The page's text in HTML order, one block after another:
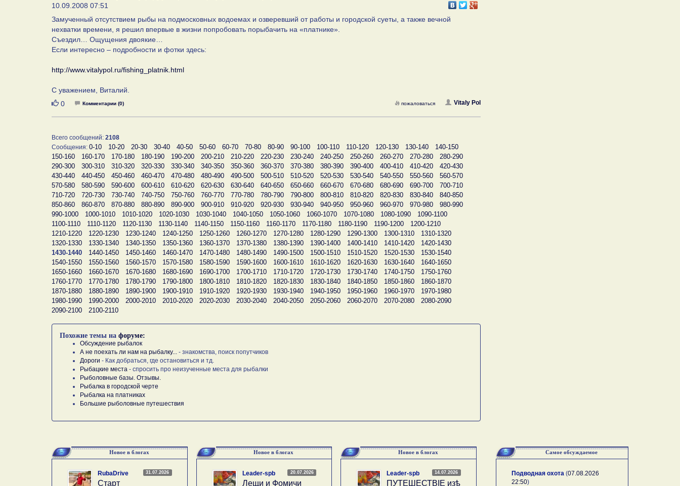
10.09.2008 07:51
Замученный отсутствием рыбы на подмосковных водоемах и озверевший от работы и городской суеты, а также вечной
нехватки времени, я решил впервые в жизни попробовать порыбачить на «платнике».
Съездил… Ощущения двоякие…
Если интересно – подробности и фотки здесь:
http://www.vitalypol.ru/fishing_platnik.html
С уважением, Виталий.
Нравится
0 Комментарии (0) Vitaly Pol
пожаловаться
Всего сообщений: 2108
Сообщения: 0-10 10-20 20-30 30-40 40-50 50-60 60-70 70-80 80-90 90-100 100-110 110-120 120-130 130-140
140-150
150-160
160-170 170-180 180-190 190-200 200-210 210-220 220-230 230-240 240-250 250-260 260-270 270-280
280-290
290-300
300-310 310-320 320-330 330-340 340-350 350-360 360-370 370-380 380-390 390-400 400-410 410-420
420-430
430-440
440-450 450-460 460-470 470-480 480-490 490-500 500-510 510-520 520-530 530-540 540-550 550-560
560-570
570-580
580-590 590-600 600-610 610-620 620-630 630-640 640-650 650-660 660-670 670-680 680-690 690-700
700-710
710-720
720-730 730-740 740-750 750-760 760-770 770-780 780-790 790-800 800-810 810-820 820-830 830-840
840-850
850-860
860-870 870-880 880-890 890-900 900-910 910-920 920-930 930-940 940-950 950-960 960-970 970-980
980-990
990-1000
1000-1010 1010-1020 1020-1030 1030-1040 1040-1050 1050-1060 1060-1070 1070-1080 1080-1090
1090-1100
1100-1110
1110-1120 1120-1130 1130-1140 1140-1150 1150-1160 1160-1170 1170-1180 1180-1190 1190-1200
1200-1210
1210-1220
1220-1230 1230-1240 1240-1250 1250-1260 1260-1270 1270-1280 1280-1290 1290-1300 1300-1310
1310-1320
1320-1330
1330-1340 1340-1350 1350-1360 1360-1370 1370-1380 1380-1390 1390-1400 1400-1410 1410-1420
1420-1430
1430-1440
1440-1450 1450-1460 1460-1470 1470-1480 1480-1490 1490-1500 1500-1510 1510-1520 1520-1530
1530-1540
1540-1550
1550-1560 1560-1570 1570-1580 1580-1590 1590-1600 1600-1610 1610-1620 1620-1630 1630-1640
1640-1650
1650-1660
1660-1670 1670-1680 1680-1690 1690-1700 1700-1710 1710-1720 1720-1730 1730-1740 1740-1750
1750-1760
1760-1770
1770-1780 1780-1790 1790-1800 1800-1810 1810-1820 1820-1830 1830-1840 1840-1850 1850-1860
1860-1870
1870-1880
1880-1890 1890-1900 1900-1910 1910-1920 1920-1930 1930-1940 1940-1950 1950-1960 1960-1970
1970-1980
1980-1990
1990-2000 2000-2010 2010-2020 2020-2030 2030-2040 2040-2050 2050-2060 2060-2070 2070-2080
2080-2090
2090-2100
2100-2110
Похожие темы на форуме:
Обсуждение рыбалок
А не поехать ли нам на рыбалку... - знакомства, поиск попутчиков
Дороги - Как добраться, где остановиться и тд.
Рыбацкие места - спросить про неизученные места для рыбалки
Рыболовные базы. Отзывы.
Рыбалка в городской черте
Рыбалка на платниках
Большие рыболовные путешествия
Новое в блогах
31.07.2026
RubaDrive
Старт
Новое в блогах
20.07.2026
Leader-spb
Лещи и Фомичи
Новое в блогах
14.07.2026
Leader-spb
ПУТЕШЕСТВIE изѣ
Самое обсуждаемое
Подводная охота(07.08.2026
22:50)